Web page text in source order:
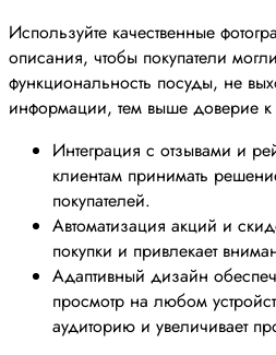
Используйте качественные
описания, чтобы покупатели
функциональность посуды, не
информации, тем выше доверие к
Интеграция с отзывами и
клиентам принимать
покупателей.
Автоматизация акций и
покупки и привлекает
Адаптивный дизайн
просмотр на любом
аудиторию и увеличивает